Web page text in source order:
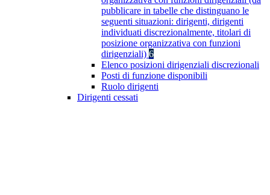
pubblicare in tabelle che distinguano le
seguenti situazioni: dirigenti, dirigenti
individuati discrezionalmente, titolari di
posizione organizzativa con funzioni
dirigenziali) 6
Elenco posizioni dirigenziali discrezionali
Posti di funzione disponibili
Ruolo dirigenti
Dirigenti cessati